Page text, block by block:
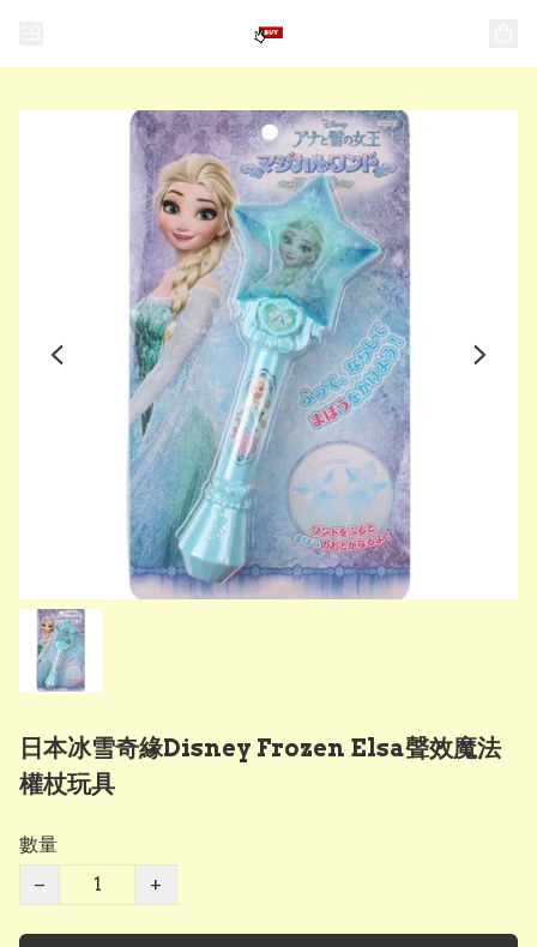
日本冰雪奇緣Disney Frozen Elsa聲效魔法
權杖玩具
數量
−
+